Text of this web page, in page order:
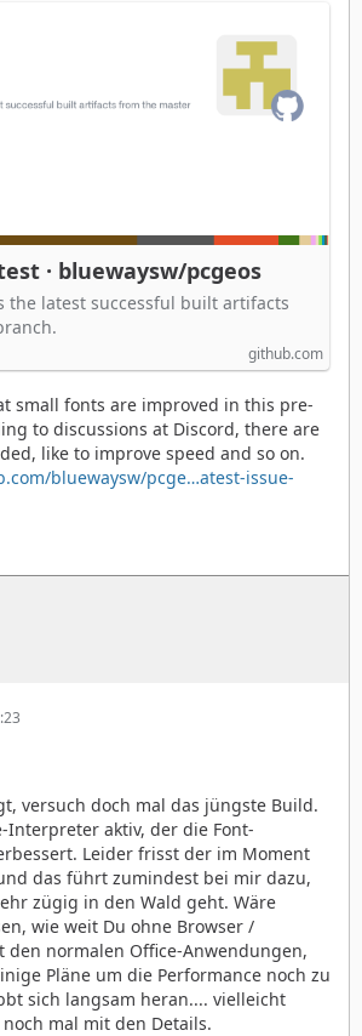
· bluewaysw/pcgeos
the latest successful built artifacts
github.com
small fonts are improved in this pre-
to discussions at Discord, there are
like to improve speed and so on.
bluewaysw/pcge…atest-issue-
versuch doch mal das jüngste Build.
Interpreter aktiv, der die Font-
Leider frisst der im Moment
das führt zumindest bei mir dazu,
zügig in den Wald geht. Wäre
wie weit Du ohne Browser /
normalen Office-Anwendungen,
Pläne um die Performance noch zu
sich langsam heran.... vielleicht
mal mit den Details.